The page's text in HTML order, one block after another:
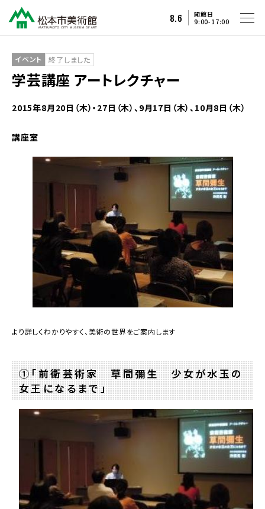
8.6
開館日
9:00-17:00
イベント 終了しました
学芸講座 アートレクチャー
2015年8月20日（木）・27日（木）、9月17日（木）、10月8日（木）
講座室
より詳しくわかりやすく、美術の世界をご案内します
①「前衛芸術家 草間彌生 少女が水玉の
女王になるまで」